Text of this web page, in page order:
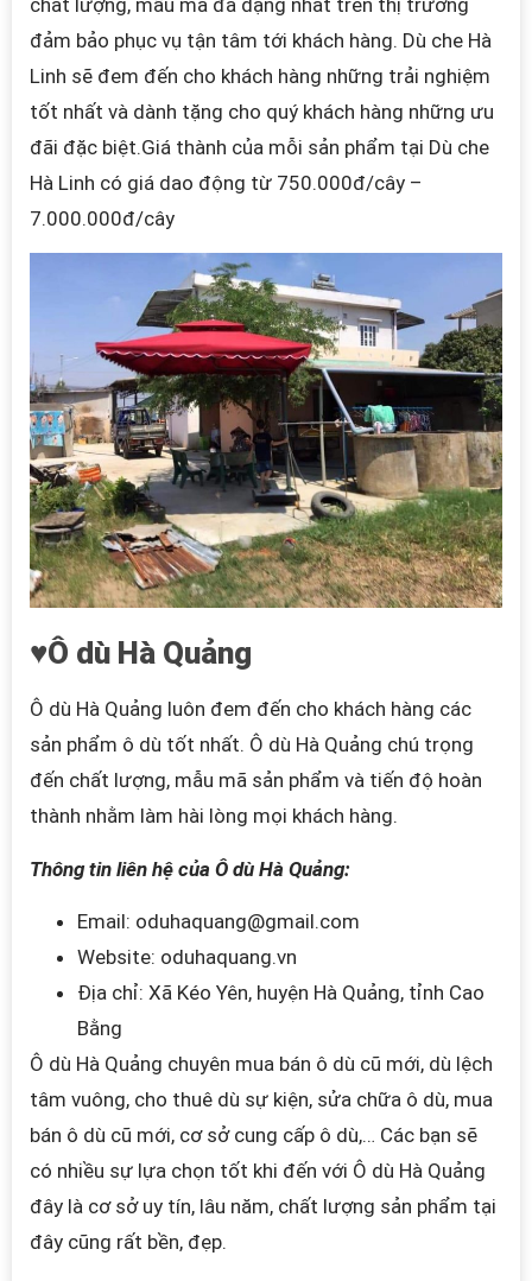
chất lượng, mẫu mã đa dạng nhất trên thị trường
đảm bảo phục vụ tận tâm tới khách hàng. Dù che Hà
Linh sẽ đem đến cho khách hàng những trải nghiệm
tốt nhất và dành tặng cho quý khách hàng những ưu
đãi đặc biệt.Giá thành của mỗi sản phẩm tại Dù che
Hà Linh có giá dao động từ 750.000đ/cây –
7.000.000đ/cây
♥Ô dù Hà Quảng
Ô dù Hà Quảng luôn đem đến cho khách hàng các
sản phẩm ô dù tốt nhất. Ô dù Hà Quảng chú trọng
đến chất lượng, mẫu mã sản phẩm và tiến độ hoàn
thành nhằm làm hài lòng mọi khách hàng.
Thông tin liên hệ của Ô dù Hà Quảng:
Email: oduhaquang@gmail.com
Website: oduhaquang.vn
Địa chỉ: Xã Kéo Yên, huyện Hà Quảng, tỉnh Cao
Bằng
Ô dù Hà Quảng chuyên mua bán ô dù cũ mới, dù lệch
tâm vuông, cho thuê dù sự kiện, sửa chữa ô dù, mua
bán ô dù cũ mới, cơ sở cung cấp ô dù,… Các bạn sẽ
có nhiều sự lựa chọn tốt khi đến với Ô dù Hà Quảng
đây là cơ sở uy tín, lâu năm, chất lượng sản phẩm tại
đây cũng rất bền, đẹp.